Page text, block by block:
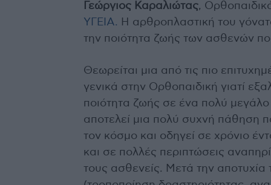
Γεώργιος Καραλιώτας,
ΥΓΕΙΑ. Η αρθροπλαστική του
την ποιότητα ζωής των ασθενών
Θεωρείται μια από τις πιο
γενικά στην Ορθοπαιδική γιατί
ποιότητα ζωής σε ένα πολύ
αποτελεί μια πολύ συχνή πάθηση
τον κόσμο και οδηγεί σε χρόνιο
και σε πολλές περιπτώσεις
τους ασθενείς. Μετά την